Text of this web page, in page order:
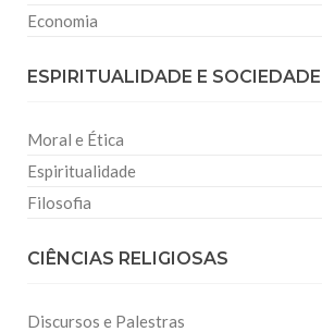
Economia
ESPIRITUALIDADE E SOCIEDADE
Moral e Ética
Espiritualidade
Filosofia
CIÊNCIAS RELIGIOSAS
Discursos e Palestras